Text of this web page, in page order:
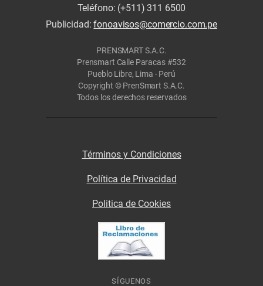
Teléfono: (+511) 311 6500
Publicidad:fonoavisos@comercio.com.pe
PRENSMART S.A.C.
Prensmart Calle Paracas #532
Pueblo Libre, Lima - Perú
Copyright © PrenSmart S.A.C.
Todos los derechos reservados
Términos y Condiciones
Política de Privacidad
Politica de Cookies
SÍGUENOS